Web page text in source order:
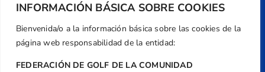
INFORMACIÓN BÁSICA SOBRE COOKIES
Bienvenida/o a la información básica sobre las cookies de la
página web responsabilidad de la entidad:
FEDERACIÓN DE GOLF DE LA COMUNIDAD